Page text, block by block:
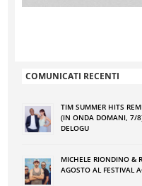
COMUNICATI RECENTI
TIM SUMMER HITS
(IN ONDA DOMANI, 7/
DELOGU
MICHELE RIONDINO &
AGOSTO AL FESTIVAL